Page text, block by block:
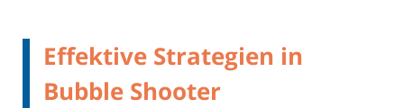
Effektive Strategien in
Bubble Shooter